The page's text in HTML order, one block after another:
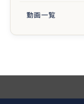
動画一覧